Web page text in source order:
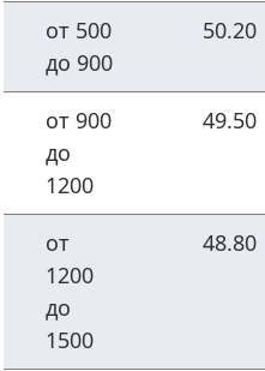
от 500
до 900
50.20
от 900
до
1200
49.50
от
1200
до
1500
48.80